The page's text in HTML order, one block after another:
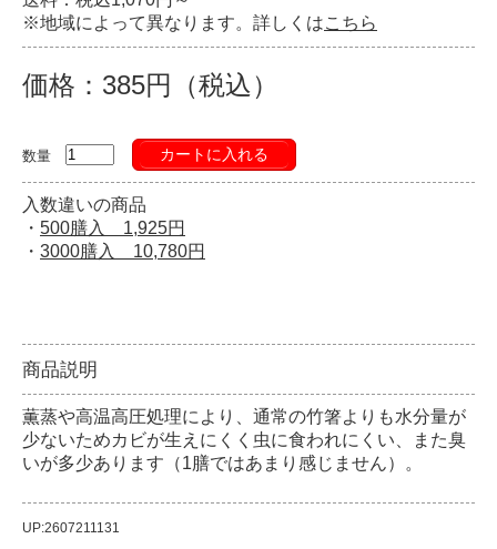
※地域によって異なります。詳しくはこちら
価格：385円（税込）
数量 カートに入れる
入数違いの商品
・ 500膳入 1,925円
・ 3000膳入 10,780円
商品説明
薫蒸や高温高圧処理により、通常の竹箸よりも水分量が
少ないためカビが生えにくく虫に食われにくい、また臭
いが多少あります（1膳ではあまり感じません）。
UP:2607211131